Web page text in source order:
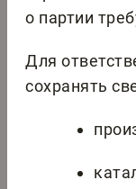
о партии
Для
сохранять